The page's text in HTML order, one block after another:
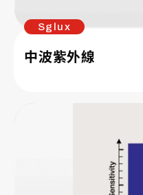
Sglux
中波紫外線